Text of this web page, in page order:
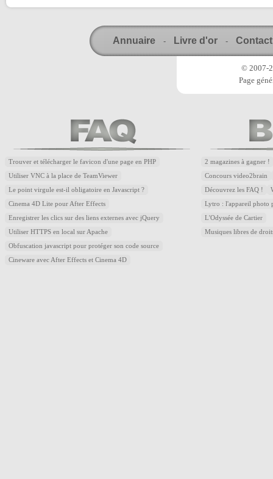
Annuaire - Livre d'or - Contact
© 2007-
Page
Trouver et télécharger le favicon d'une page en PHP
Utiliser VNC à la place de TeamViewer
Le point virgule est-il obligatoire en Javascript ?
Cinema 4D Lite pour After Effects
Enregistrer les clics sur des liens externes avec jQuery
Utiliser HTTPS en local sur Apache
Obfuscation javascript pour protéger son code source
Cineware avec After Effects et Cinema 4D
2 magazines à gagner !
Concours video2brain
Découvrez les FAQ !
Lytro : l'appareil photo
L'Odyssée de Cartier
Musiques libres de